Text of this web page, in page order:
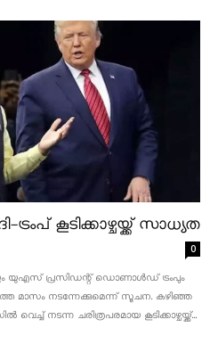
ട്രംപ് കൂടിക്കാഴ്ചയ്ക്ക് സാധ്യത
0
യുഎസ് പ്രസിഡന്റ് ഡൊണാൾഡ് ട്രംപും
മാസം നടന്നേക്കുമെന്ന് സൂചന. കഴിഞ്ഞ
നടന്ന ചരിത്രപരമായ കൂടിക്കാഴ്ചയ്ക്ക്...